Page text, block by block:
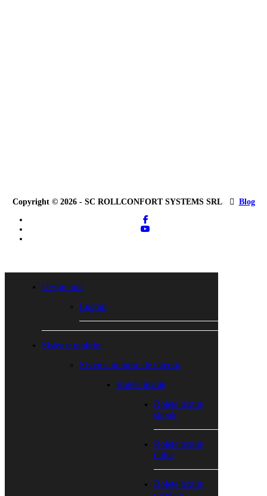
Copyright © 2026 - SC ROLLCONFORT SYSTEMS SRL
Blog
facebook
youtube
Despre noi
Lucrări
Sisteme umbrire
Sisteme umbrire de interior
Rolete textile
Rolete textile
simple
Rolete textile
duble
Rolete textile